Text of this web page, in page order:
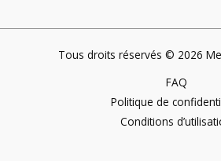
Tous droits réservés © 2026
FAQ
Politique de
Conditions